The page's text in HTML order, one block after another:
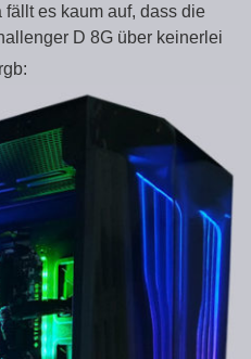
es kaum auf, dass die
D 8G über keinerlei